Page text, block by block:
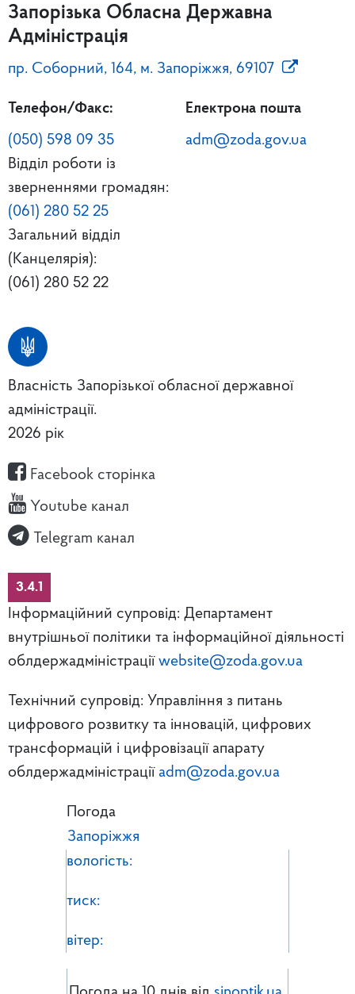
Запорізька Обласна Державна
Адміністрація
пр. Соборний, 164, м. Запоріжжя, 69107
Телефон/Факс:
(050) 598 09 35
Відділ роботи із
зверненнями громадян:
(061) 280 52 25
Загальний відділ
(Канцелярія):
(061) 280 52 22
Електрона пошта
adm@zoda.gov.ua
Власність Запорізької обласної державної
адміністрації.
2026 рік
Facebook сторінка
Youtube канал
Telegram канал
3.4.1
Інформаційний супровід: Департамент
внутрішньої політики та інформаційної діяльності
облдержадміністрації website@zoda.gov.ua
Технічний супровід: Управління з питань
цифрового розвитку та інновацій, цифрових
трансформацій і цифровізації апарату
облдержадміністрації adm@zoda.gov.ua
Погода
Запоріжжя
вологість:
тиск:
вітер: